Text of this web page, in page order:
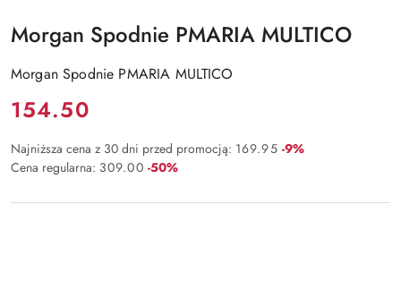
Morgan Spodnie PMARIA MULTICO
Morgan Spodnie PMARIA MULTICO
Cena:
154.50
Najniższa cena z 30 dni przed promocją: 169.95 Rabat:
-9%
Cena regularna: 309.00 Rabat:
-50%